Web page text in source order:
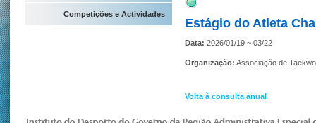
Competições e Actividades
Estágio do Atleta
Data: 2026/01/19 ~ 03/22
Organização: Associação de
Volta à consulta anual